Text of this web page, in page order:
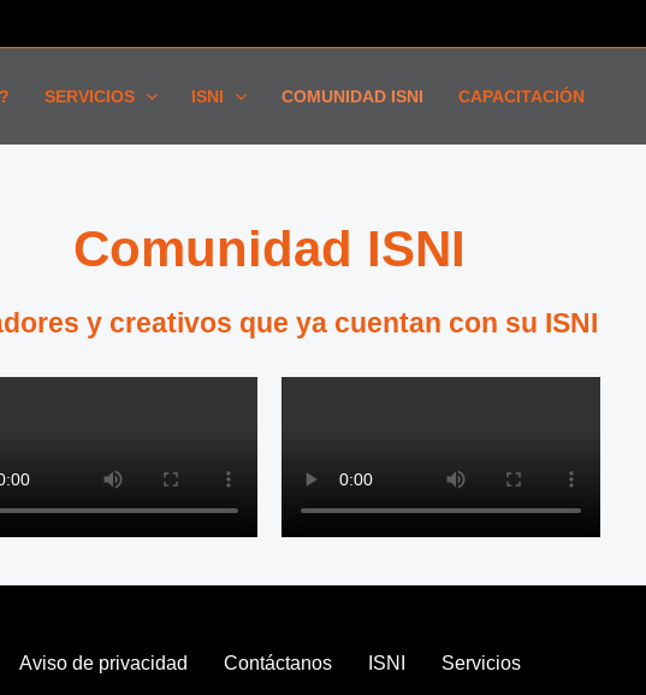
SERVICIOS ISNI COMUNIDAD ISNI CAPACITACIÓN
Comunidad ISNI
y creativos que ya cuentan con su ISNI
Aviso de privacidad Contáctanos ISNI Servicios